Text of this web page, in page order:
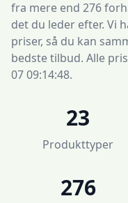
fra mere end 276
det du leder efter. Vi
priser, så du kan
bedste tilbud. Alle
07 09:14:48.
23
Produkttyper
276